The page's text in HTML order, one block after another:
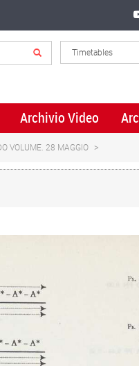
Archivio Video
VOLUME. 28 MAGGIO